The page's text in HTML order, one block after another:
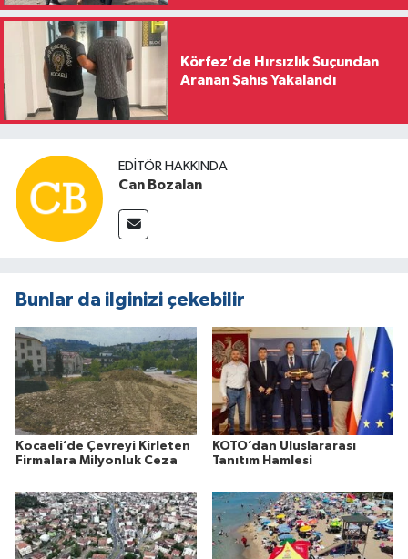
Körfez’de Hırsızlık Suçundan
Aranan Şahıs Yakalandı
EDITÖR HAKKINDA
Can Bozalan
Bunlar da ilginizi çekebilir
Kocaeli’de Çevreyi Kirleten
Firmalara Milyonluk Ceza
KOTO’dan Uluslararası
Tanıtım Hamlesi